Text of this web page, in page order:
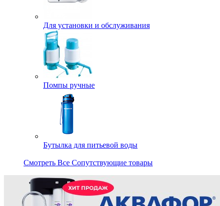
Для установки и обслуживания
Помпы ручные
Бутылка для питьевой воды
Смотреть Все Сопутствующие товары